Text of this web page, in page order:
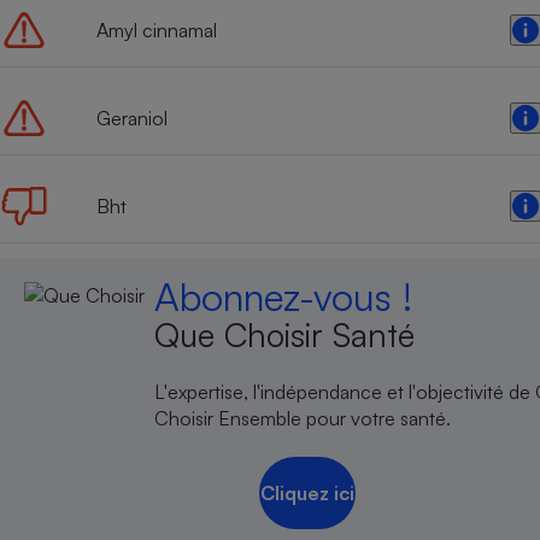
Amyl cinnamal
Geraniol
Bht
Abonnez-vous !
Que Choisir Santé
L'expertise, l'indépendance et l'objectivité de
Choisir Ensemble pour votre santé.
Cliquez ici